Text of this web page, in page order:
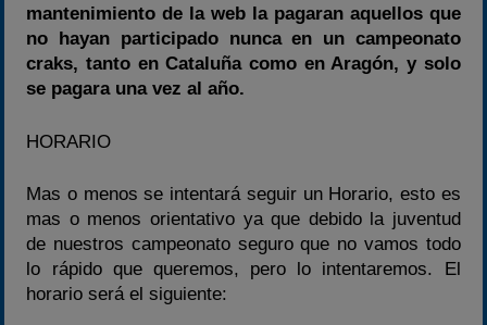
mantenimiento de la web la pagaran aquellos que
no hayan participado nunca en un campeonato
craks, tanto en Cataluña como en Aragón, y solo
se pagara una vez al año.
HORARIO
Mas o menos se intentará seguir un Horario, esto es
mas o menos orientativo ya que debido la juventud
de nuestros campeonato seguro que no vamos todo
lo rápido que queremos, pero lo intentaremos. El
horario será el siguiente: